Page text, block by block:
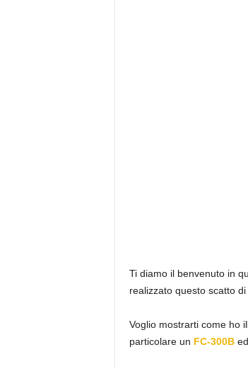
Ti diamo il benvenuto in
realizzato questo scatto di
Voglio mostrarti come ho
particolare un FC-300B